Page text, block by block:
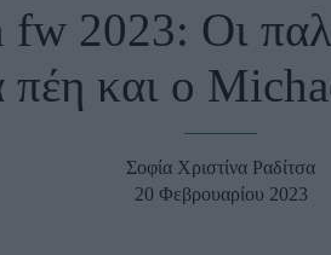
Πρόσωπα
Celebrities
2023: Οι
πέη και ο
Σοφία Χριστίνα Ραδίτσα
20 Φεβρουαρίου 2023